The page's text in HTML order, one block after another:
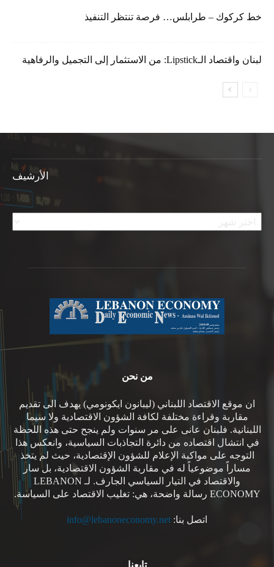
خط كركوك – طرابلس… فرصة تنتظر التنفيذ
لبنان واقتصاد الـLipstick: من الاستثمار إلى التجميل والرفاهية
الأرشيف
الأرشيف
من نحن
ان موقع الاقتصاد اللبناني (ليبانون ايكونومي) يهدف الى تقديم
مقاربة وقراءة مختلفة لكافة الشؤون الاقتصادية ولا سيما
اللبنانية. فلبنان عانى على مر سنوات ولم ينجح حتى هذه اللحظة
في انتشال اقتصاده من دائرة التجاذبات السياسية، وانعكس هذا
التوجه على مواكبة الإعلام للشؤون الإقتصادية، حيث لم يتخذ
مساراً موضوعياً له في مقاربة الشؤون الاقتصادية، بل سار
والاقتصاد في التيار السياسي الجارف. لـ LEBANON
ECONOMY رسالة واضحة، هي: تغليب الاقتصاد على السياسة.
اتصل بنا: info@lebanoneconomy.net
تابعنا